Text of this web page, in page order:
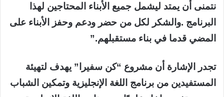
نتمنى أن يمتد ليشمل جميع الأبناء المحتاجين لهذا
البرنامج .والشكر لكل من حضر ودعم وحفز الأبناء على
المضي قدما في بناء مستقبلهم.”
تجدر الإشارة أن مشروع “كن سفيرا” يهدف لتهيئة
المستفيدين من برنامج اللغة الإنجليزية وتمكين الشباب